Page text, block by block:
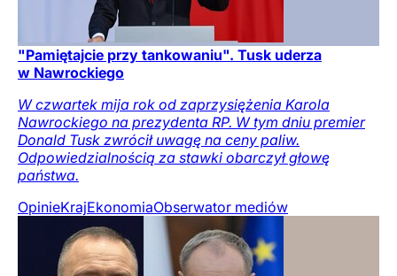
"Pamiętajcie przy tankowaniu". Tusk uderza
w Nawrockiego
W czwartek mija rok od zaprzysiężenia Karola
Nawrockiego na prezydenta RP. W tym dniu premier
Donald Tusk zwrócił uwagę na ceny paliw.
Odpowiedzialnością za stawki obarczył głowę
państwa.
OpinieKrajEkonomiaObserwator mediów